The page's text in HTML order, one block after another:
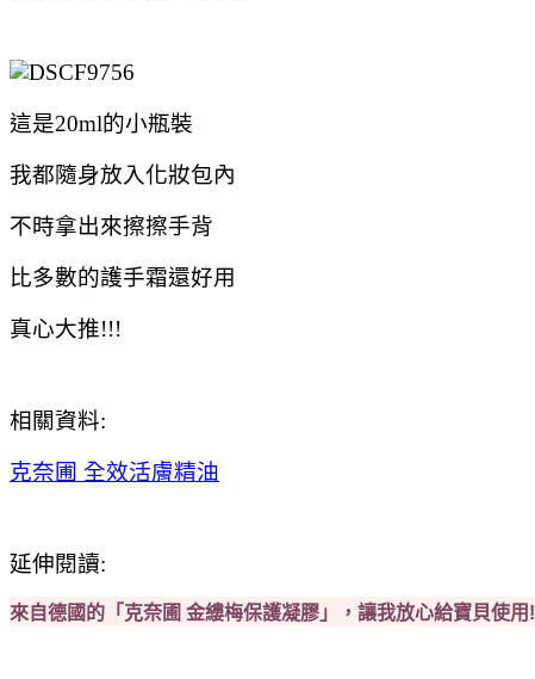
這是20ml的小瓶裝
我都隨身放入化妝包內
不時拿出來擦擦手背
比多數的護手霜還好用
真心大推!!!
相關資料:
克奈圃 全效活膚精油
延伸閱讀:
來自德國的「克奈圃 金縷梅保護凝膠」，讓我放心給寶貝使用!